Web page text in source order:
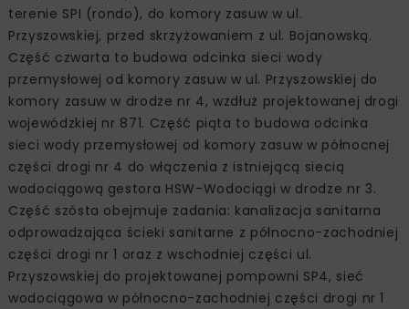
terenie SPI (rondo), do komory zasuw w ul.
Przyszowskiej, przed skrzyżowaniem z ul. Bojanowską.
Część czwarta to budowa odcinka sieci wody
przemysłowej od komory zasuw w ul. Przyszowskiej do
komory zasuw w drodze nr 4, wzdłuż projektowanej drogi
wojewódzkiej nr 871. Część piąta to budowa odcinka
sieci wody przemysłowej od komory zasuw w północnej
części drogi nr 4 do włączenia z istniejącą siecią
wodociągową gestora HSW-Wodociągi w drodze nr 3.
Część szósta obejmuje zadania: kanalizacja sanitarna
odprowadzająca ścieki sanitarne z północno-zachodniej
części drogi nr 1 oraz z wschodniej części ul.
Przyszowskiej do projektowanej pompowni SP4, sieć
wodociągowa w północno-zachodniej części drogi nr 1